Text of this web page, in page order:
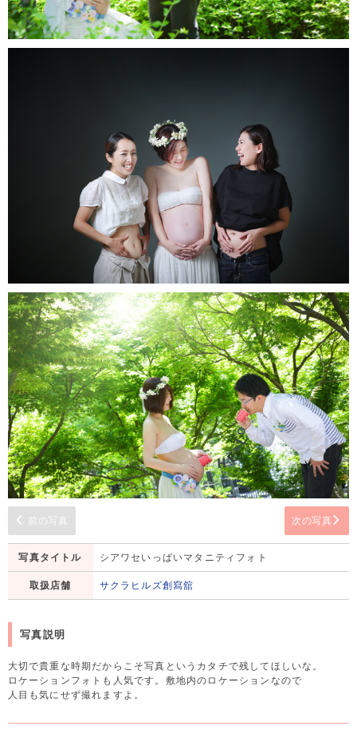
前の写真 次の写真
写真タイトル シアワセいっぱいマタニティフォト
取扱店舗 サクラヒルズ創寫舘
写真説明
大切で貴重な時期だからこそ写真というカタチで残してほしいな。
ロケーションフォトも人気です。敷地内のロケーションなので
人目も気にせず撮れますよ。